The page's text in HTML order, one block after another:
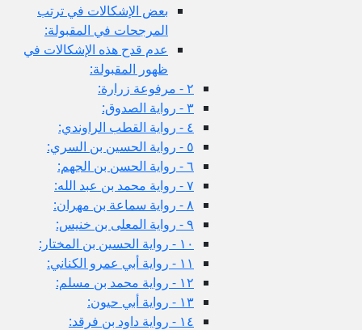
بعض الإشكالات في ترتب
المرجحات في المقبولة:
عدم قدح هذه الإشكالات في
ظهور المقبولة: